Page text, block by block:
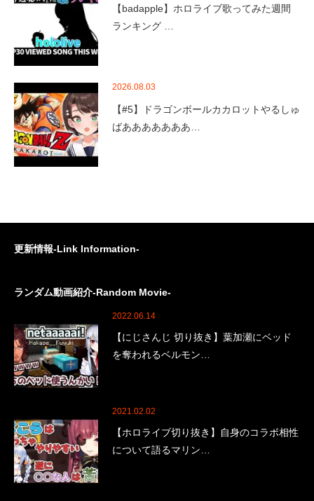
【badapple】ホロライブ歌ってみた週間
ランキング …
2026.08.03
【#5】ドラゴンボールカカロットやるしゅ
ばあああああああ…
更新情報-Link Information-
ランダム動画紹介-Random Movie-
2022.06.14
【にじさんじ 切り抜き】葉加瀬にベッド
を奪われるベルモン…
2021.02.02
【ホロライブ切り抜き】自身のコラボ相性
について語るマリン…